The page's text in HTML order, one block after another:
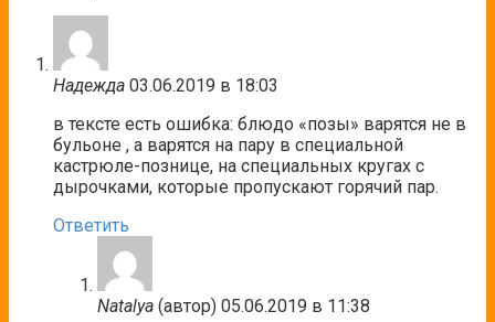
Надежда 03.06.2019 в 18:03
в тексте есть ошибка: блюдо «позы» варятся не в
бульоне , а варятся на пару в специальной
кастрюле-познице, на специальных кругах с
дырочками, которые пропускают горячий пар.
Ответить
Natalya (автор) 05.06.2019 в 11:38